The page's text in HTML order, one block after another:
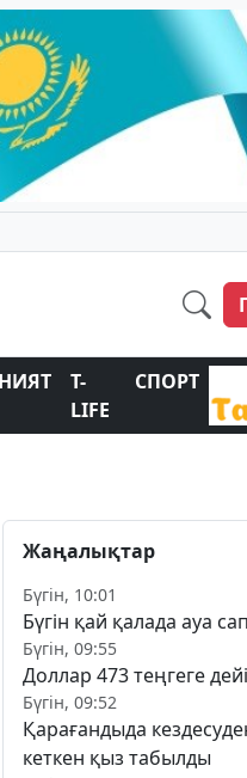
T-
LIFE
СПОРТ
Жаңалықтар
Бүгін, 10:01
Бүгін қай қалада ауа
Бүгін, 09:55
Доллар 473 теңгеге
Бүгін, 09:52
Қарағандыда
кеткен қыз табылды